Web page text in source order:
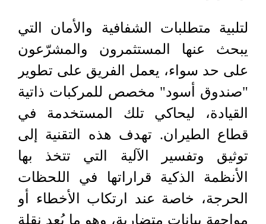
لتلبية متطلبات الشفافية والأمان التي
يبحث عنها المستثمرون والمشرّعون
على حد سواء، يعمل الفريق على تطوير
"صندوق أسود" مخصص للمركبات ذاتية
القيادة، ليحاكي تلك المستخدمة في
قطاع الطيران. تهدف هذه التقنية إلى
توثيق وتفسير الآلية التي تتخذ بها
الأنظمة الذكية قراراتها في اللحظات
الحرجة، خاصة عند ارتكاب الأخطاء أو
مواجهة بيانات متضاربة، وهو ما يُعد نقلة